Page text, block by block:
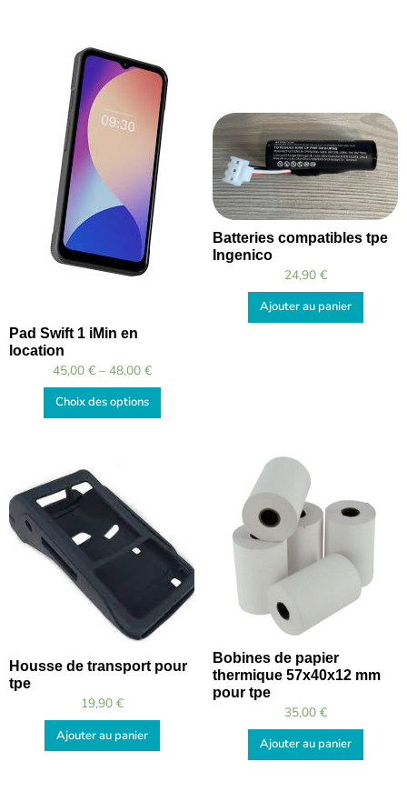
Pad Swift 1 iMin en
location
45,00 €– 48,00 €
Choix des options
Batteries compatibles tpe
Ingenico
24,90 €
Ajouter au panier
Housse de transport pour
tpe
19,90 €
Ajouter au panier
Bobines de papier
thermique 57x40x12 mm
pour tpe
35,00 €
Ajouter au panier